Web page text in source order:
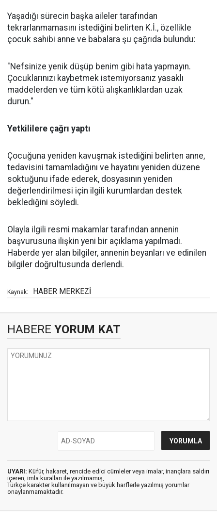
Yaşadığı sürecin başka aileler tarafından
tekrarlanmamasını istediğini belirten K.İ., özellikle
çocuk sahibi anne ve babalara şu çağrıda bulundu:
"Nefsinize yenik düşüp benim gibi hata yapmayın.
Çocuklarınızı kaybetmek istemiyorsanız yasaklı
maddelerden ve tüm kötü alışkanlıklardan uzak
durun."
Yetkililere çağrı yaptı
Çocuğuna yeniden kavuşmak istediğini belirten anne,
tedavisini tamamladığını ve hayatını yeniden düzene
soktuğunu ifade ederek, dosyasının yeniden
değerlendirilmesi için ilgili kurumlardan destek
beklediğini söyledi.
Olayla ilgili resmi makamlar tarafından annenin
başvurusuna ilişkin yeni bir açıklama yapılmadı.
Haberde yer alan bilgiler, annenin beyanları ve edinilen
bilgiler doğrultusunda derlendi.
Kaynak: HABER MERKEZİ
HABERE YORUM KAT
UYARI: Küfür, hakaret, rencide edici cümleler veya imalar, inançlara saldırı
içeren, imla kuralları ile yazılmamış,
Türkçe karakter kullanılmayan ve büyük harflerle yazılmış yorumlar
onaylanmamaktadır.